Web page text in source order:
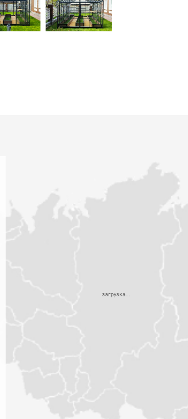
загрузка...